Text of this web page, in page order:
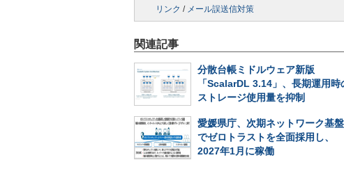
リンク / メール誤送信対策
関連記事
分散台帳ミドルウェア新版
「ScalarDL 3.14」、長期運用時
ストレージ使用量を抑制
愛媛県庁、次期ネットワーク基盤
でゼロトラストを全面採用し、
2027年1月に稼働